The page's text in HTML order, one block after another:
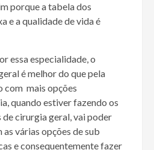
porque a tabela dos
e a qualidade de vida é
essa especialidade, o
é melhor do que pela
com mais opções
quando estiver fazendo os
cirurgia geral, vai poder
várias opções de sub
e consequentemente fazer